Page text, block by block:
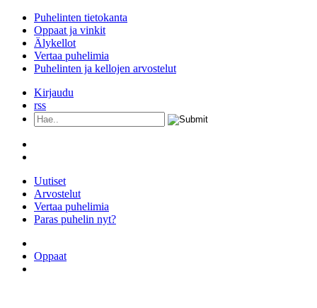
Puhelinten tietokanta
Oppaat ja vinkit
Älykellot
Vertaa puhelimia
Puhelinten ja kellojen arvostelut
Kirjaudu
rss
Uutiset
Arvostelut
Vertaa puhelimia
Paras puhelin nyt?
Oppaat